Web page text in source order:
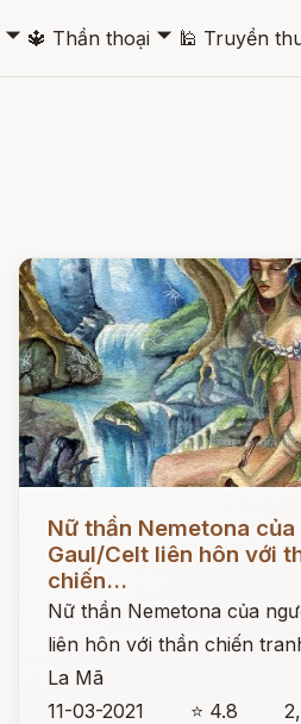
🞃 🔱 Thần thoại 🞃 🕌 Truyền
Nữ thần Nemetona
Gaul/Celt liên hôn với
chiến...
Nữ thần Nemetona của
liên hôn với thần chiến
La Mã
11-03-2021
⭐ 4.8